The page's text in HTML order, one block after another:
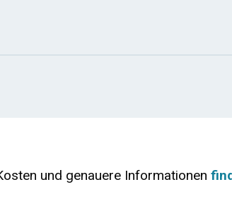
und genauere Informationen